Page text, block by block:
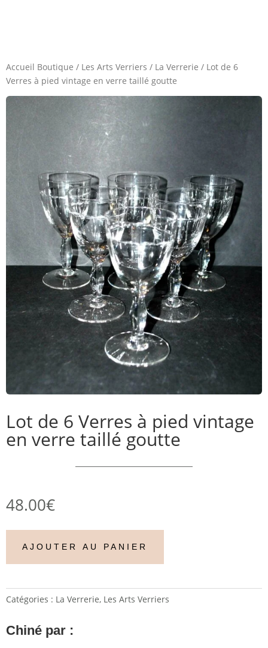
Accueil Boutique / Les Arts Verriers / La Verrerie / Lot de 6
Verres à pied vintage en verre taillé goutte
Lot de 6 Verres à pied vintage
en verre taillé goutte
48.00€
AJOUTER AU PANIER
Catégories : La Verrerie, Les Arts Verriers
Chiné par :